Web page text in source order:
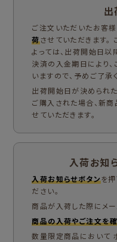
出
ご注文いただいたお客様
荷させていただきます。
よっては、出荷開始日以
決済の入金期日により
いますので、予めご了承
出荷開始日が決められ
ご購入された場合、新
せていただきます。
入荷お知
入荷お知らせボタンを
ださい。
商品が入荷した際にメー
商品の入荷やご注文を
数量限定商品において